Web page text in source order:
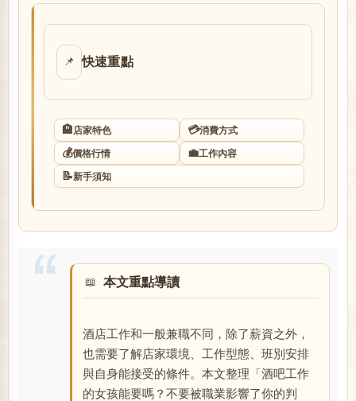
📌 快速重點
🏨店家特色 💳消費方式
💰價格行情 💼工作內容
📝新手須知
本文重點導讀
酒店工作和一般兼職不同，除了薪資之外，
也需要了解店家環境、工作型態、班別安排
與自身能接受的條件。本文整理「酒吧工作
的女孩能要嗎？不要被職業影響了你的判